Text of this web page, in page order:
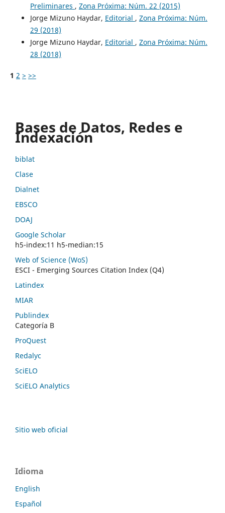
Preliminares , Zona Próxima: Núm. 22 (2015)
Jorge Mizuno Haydar, Editorial , Zona Próxima: Núm.
29 (2018)
Jorge Mizuno Haydar, Editorial , Zona Próxima: Núm.
28 (2018)
1 2 > >>
Bases de Datos, Redes e
Indexación
biblat
Clase
Dialnet
EBSCO
DOAJ
Google Scholar
h5-index:11 h5-median:15
Web of Science (WoS)
ESCI - Emerging Sources Citation Index (Q4)
Latindex
MIAR
Publindex
Categoría B
ProQuest
Redalyc
SciELO
SciELO Analytics
Sitio web oficial
Idioma
English
Español